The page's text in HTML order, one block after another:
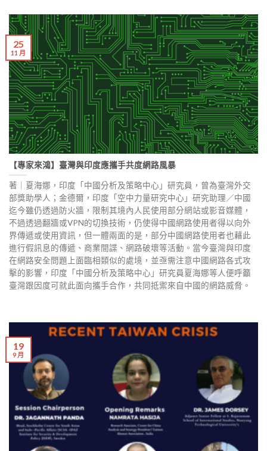
【專家來鴻】臺灣與印度應攜手共度網路風暴
著｜夏海娜，印度「中國分析及策略中心」研究員，曾為臺灣外交
部獎助學人；金德爾，印度「空中力量研究中心」研究助理／中國
迄今雖仍透過防火牆，限制其境內人民使用部分網站或影音媒體，
不過透過翻牆或VPN的切換技術，仍使得中國網路使用者得以向外
界傳遞或使用資訊，但一體兩面的是，部分中國網路使用者也藉此
進行假訊息的傳遞、商業間諜、網路破壞等活動。當今臺灣與印度
在網路安全問題上面臨相類似的處境，並亟需注意中國網路各式攻
擊的影響，印度「中國分析及策略中心」研究員夏海娜等人便呼籲
臺灣跟因度可就此面向攜手合作，共同抵禦來自中國的網路威脅。
25
11 月
19
9 月